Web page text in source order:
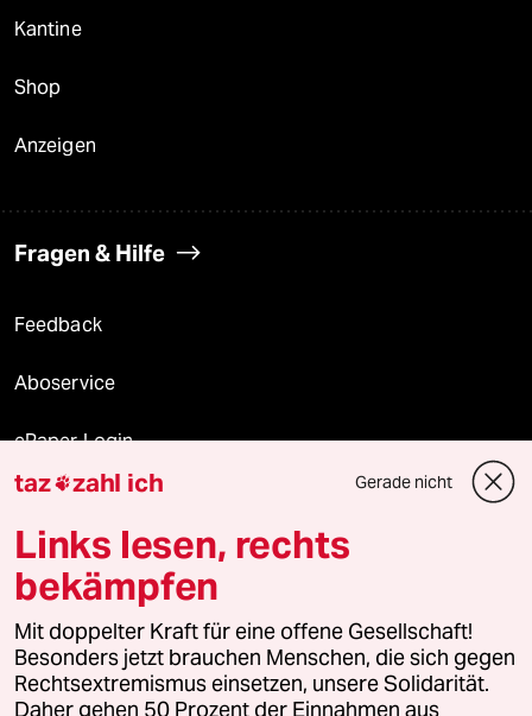
Kantine
Shop
Anzeigen
Fragen & Hilfe
Feedback
Aboservice
ePaper Login
Downloads für Abonnierende
© 2026 taz Verlags und Vertriebs GmbH
Alle Rechte vorbehalten. Bei rechtlichen Fragen oder für Genehmigungen
wenden Sie sich bitte an
lizenzen@taz.de
taz zahl ich Gerade nicht
Links lesen, rechts
bekämpfen
Mit doppelter Kraft für eine offene Gesellschaft!
Besonders jetzt brauchen Menschen, die sich gegen
Rechtsextremismus einsetzen, unsere Solidarität.
Daher gehen 50 Prozent der Einnahmen aus